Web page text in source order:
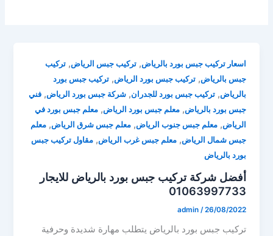
اسعار تركيب جبس بورد بالرياض,تركيب جبس الرياض,تركيب
جبس بالرياض,تركيب جبس بورد الرياض,تركيب جبس بورد
بالرياض,تركيب جبس بورد للجدران,شركة جبس بورد الرياض,فني
جبس بورد بالرياض,معلم جبس بورد الرياض,معلم جبس بورد في
الرياض,معلم جبس جنوب الرياض,معلم جبس شرق الرياض,معلم
جبس شمال الرياض,معلم جبس غرب الرياض,مقاول تركيب جبس
بورد بالرياض
أفضل شركة تركيب جبس بورد بالرياض للايجار
01063997733
admin /26/08/2022
تركيب جبس بورد بالرياض يتطلب مهارة شديدة وحرفية